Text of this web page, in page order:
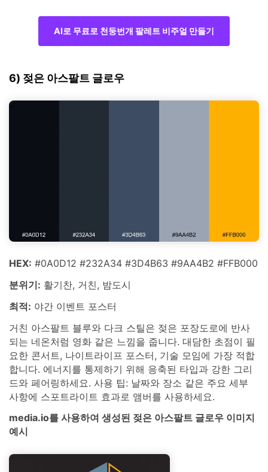
AI로 무료로 천둥번개 팔레트 비주얼 만들기
6) 젖은 아스팔트 글로우
HEX: #0A0D12 #232A34 #3D4B63 #9AA4B2 #FFB000
분위기: 활기찬, 거친, 밤도시
최적: 야간 이벤트 포스터
거친 아스팔트 블루와 다크 스틸은 젖은 포장도로에 반사
되는 네온처럼 영화 같은 느낌을 줍니다. 대담한 초점이 필
요한 콘서트, 나이트라이프 포스터, 기술 모임에 가장 적합
합니다. 에너지를 통제하기 위해 응축된 타입과 강한 그리
드와 페어링하세요. 사용 팁: 날짜와 장소 같은 주요 세부
사항에 스포트라이트 효과로 앰버를 사용하세요.
media.io를 사용하여 생성된 젖은 아스팔트 글로우 이미지
예시